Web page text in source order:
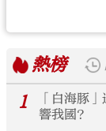
熱榜
1
「白海豚
響我國？